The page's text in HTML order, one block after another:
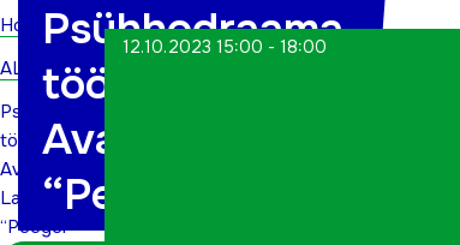
Home
ALWs
Psühhodraama
töötuba.
Avatud
Lava
“Peegel”
Psühhodraama
töötuba.
Avatud Lava
“Peegel”
12.10.2023 15:00 - 18:00